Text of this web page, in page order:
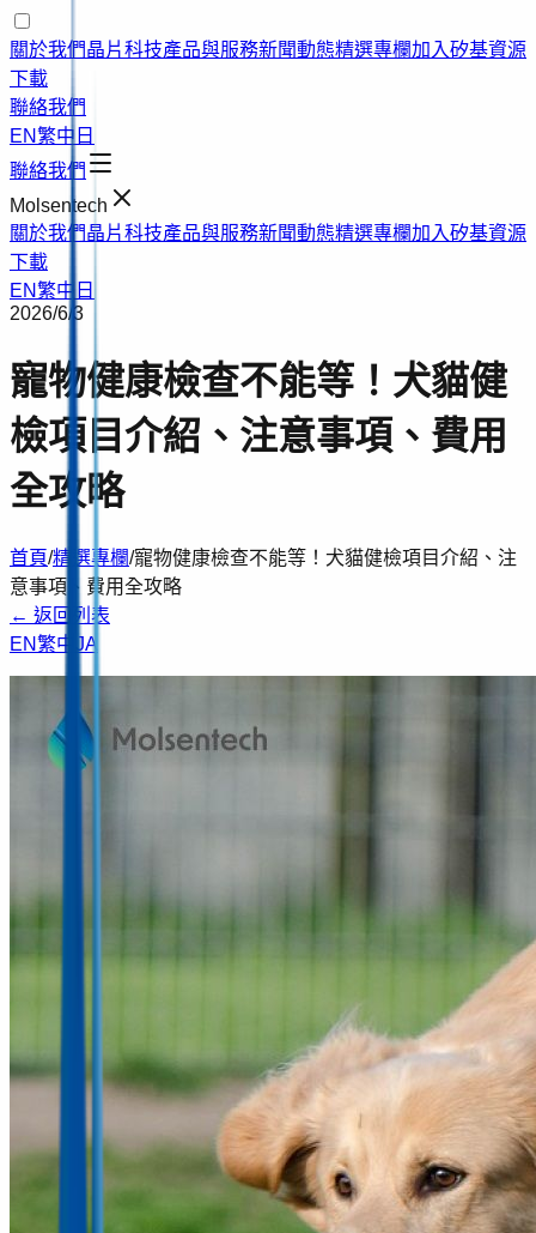
關於我們晶片科技產品與服務新聞動態精選專欄加入矽基資源
下載
聯絡我們
EN繁中 日
聯絡我們
Molsentech
關於我們晶片科技產品與服務新聞動態精選專欄加入矽基資源
下載
EN繁中 日
2026/6/3
寵物健康檢查不能等！犬貓健
檢項目介紹、注意事項、費用
全攻略
首頁/精選專欄/寵物健康檢查不能等！犬貓健檢項目介紹、注
意事項、費用全攻略
← 返回列表
EN繁中 JA